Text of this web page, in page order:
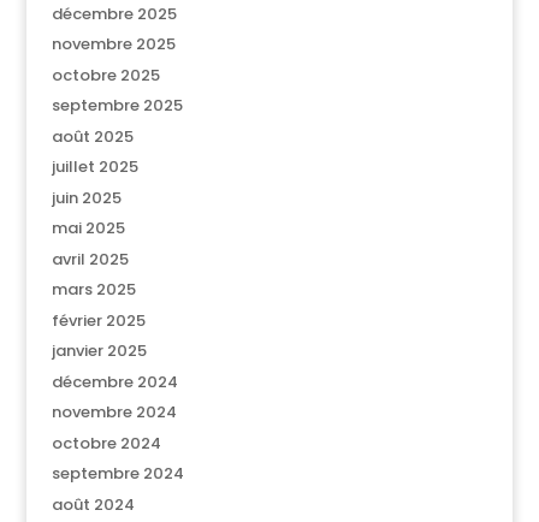
décembre 2025
novembre 2025
octobre 2025
septembre 2025
août 2025
juillet 2025
juin 2025
mai 2025
avril 2025
mars 2025
février 2025
janvier 2025
décembre 2024
novembre 2024
octobre 2024
septembre 2024
août 2024